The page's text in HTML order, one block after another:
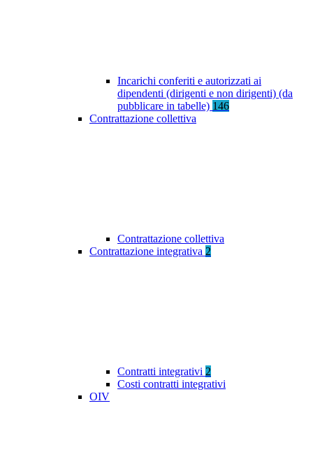
Incarichi conferiti e autorizzati ai
dipendenti (dirigenti e non dirigenti) (da
pubblicare in tabelle) 146
Contrattazione collettiva
Contrattazione collettiva
Contrattazione integrativa 2
Contratti integrativi 2
Costi contratti integrativi
OIV